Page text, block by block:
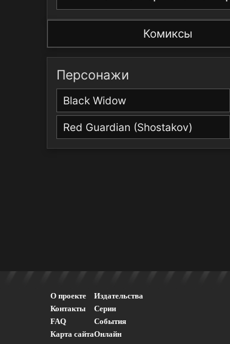
Комиксы
Персонажи
Black Widow
Red Guardian (Shostakov)
О проекте
Контакты
FAQ
Карта сайта
Издательства
Серии
События
Онлайн